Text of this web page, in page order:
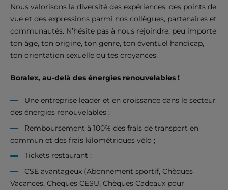
Nous valorisons la diversité des expériences, des points de
vue et des expressions parmi nos collègues, partenaires et
communautés. N’hésite pas à nous rejoindre, peu importe
ton âge, ton origine, ton genre, ton éventuel handicap,
ton orientation sexuelle ou tes croyances.
Boralex, au-delà des énergies renouvelables !
Une entreprise leader et en croissance dans le secteur
des énergies renouvelables ;
Remboursement à 100% des frais de transport en
commun et des frais kilométriques vélo ;
Tickets restaurant ;
CSE avantageux (Abonnement sportif, Chèques
Vacances, Chèques CESU, Chèques Cadeaux pour